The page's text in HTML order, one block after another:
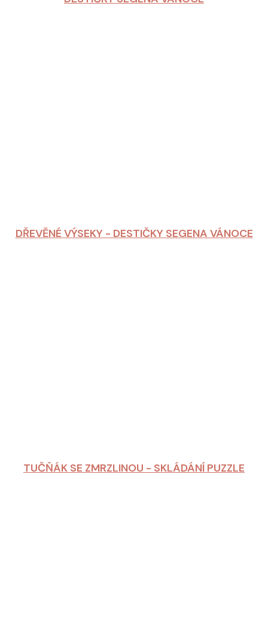
DŘEVĚNÉ VÝSEKY - DESTIČKY SEGENA VÁNOCE
TUČŇÁK SE ZMRZLINOU - SKLÁDÁNÍ PUZZLE